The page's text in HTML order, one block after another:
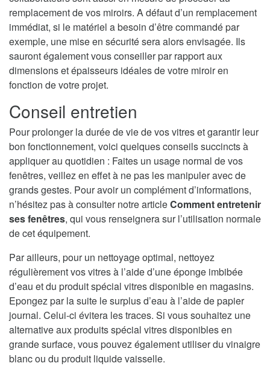
remplacement de vos miroirs. A défaut d’un remplacement
immédiat, si le matériel a besoin d’être commandé par
exemple, une mise en sécurité sera alors envisagée. Ils
sauront également vous conseiller par rapport aux
dimensions et épaisseurs idéales de votre miroir en
fonction de votre projet.
Conseil entretien
Pour prolonger la durée de vie de vos vitres et garantir leur
bon fonctionnement, voici quelques conseils succincts à
appliquer au quotidien : Faites un usage normal de vos
fenêtres, veillez en effet à ne pas les manipuler avec de
grands gestes. Pour avoir un complément d’informations,
n’hésitez pas à consulter notre articleComment entretenir
ses fenêtres, qui vous renseignera sur l’utilisation normale
de cet équipement.
Par ailleurs, pour un nettoyage optimal, nettoyez
régulièrement vos vitres à l’aide d’une éponge imbibée
d’eau et du produit spécial vitres disponible en magasins.
Epongez par la suite le surplus d’eau à l’aide de papier
journal. Celui-ci évitera les traces. Si vous souhaitez une
alternative aux produits spécial vitres disponibles en
grande surface, vous pouvez également utiliser du vinaigre
blanc ou du produit liquide vaisselle.